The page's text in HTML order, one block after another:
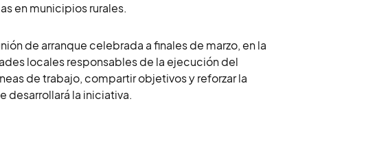
en municipios rurales.
de arranque celebrada a finales de marzo, en la
locales responsables de la ejecución del
de trabajo, compartir objetivos y reforzar la
desarrollará la iniciativa.